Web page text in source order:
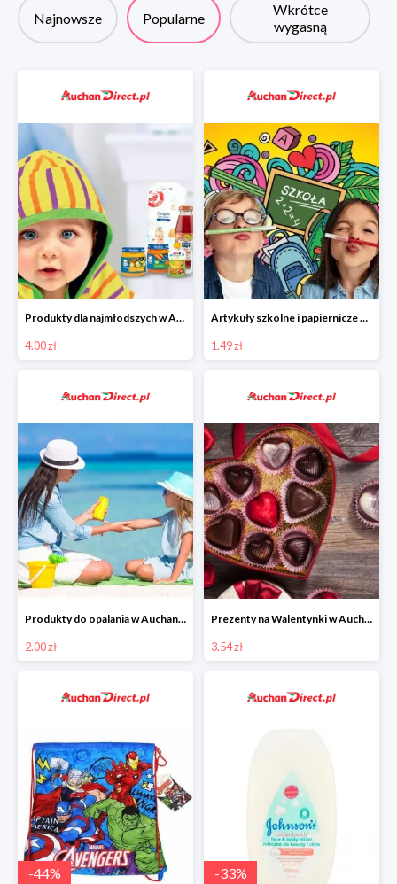
Najnowsze Popularne
Wkrótce
wygasną
Produkty dla najmłodszych w Auchan Direct od 4 zł
4.00 zł
Artykuły szkolne i papiernicze w Auchan Direct od 1,49 zł
1.49 zł
Produkty do opalania w Auchan Direct od 2 zł
2.00 zł
Prezenty na Walentynki w Auchan Direct
3.54 zł
-44% -33%